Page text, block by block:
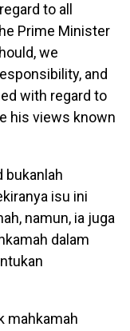
to all
Prime Minister
we
and
with regard to
his views known
bukanlah
isu ini
namun, ia juga
dalam
mahkamah